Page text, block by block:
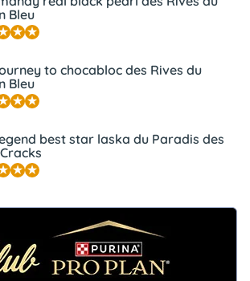
Bleu
to chocabloc des Rives du
Bleu
best star laska du Paradis des